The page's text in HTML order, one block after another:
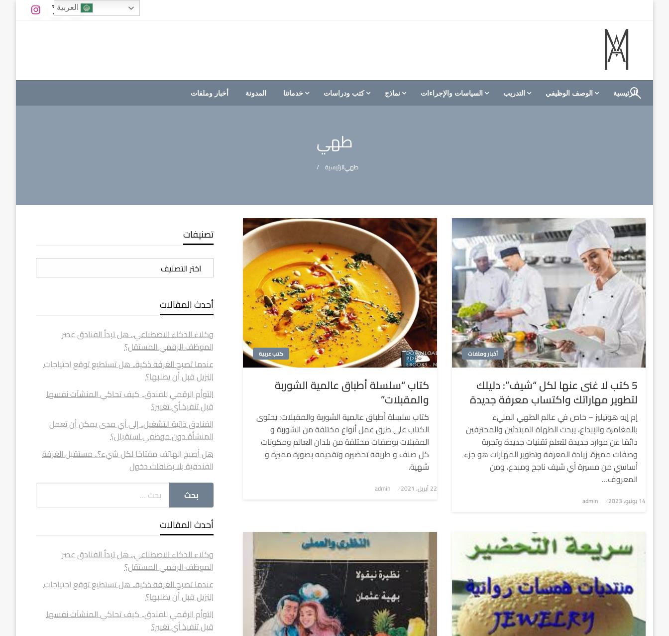
M A hotels | إم ايه هوتيلز
الموقع الأول للعاملين في الفنادق في العالم العربي
الرئيسية الوصف الوظيفي التدريب السياسات والإجراءات نماذج كتب ودراسات خدماتنا المدونة أخبار وملفات
طهي
الرئيسيةطهي
أخبار وملفات
5 كتب لا غنى عنها لكل “شيف”: دليلك
لتطوير مهاراتك واكتساب معرفة جديدة
إم إيه هوتيليز – خاص في عالم الطهي المليء
بالمغامرة والإبداع، يبحث الطهاة المبتدئين والمحترفين
دائمًا عن موارد جديدة لتعلم تقنيات جديدة وتجربة
وصفات مميزة. زيادة المعرفة وتطوير المهارات هو جزء
أساسي من مسيرة أي شيف ناجح ومبدع، ومن
المعروف…
نُشر
14 يونيو، 2023 admin
كتب عربية
كتاب “سلسلة أطباق عالمية الشوربة
والمقبلات”
كتاب سلسلة أطباق عالمية الشوربة والمقبلات: يحتوى
الكتاب على طرق عمل أنواع مختلفة من الشوربة و
المقبلات بوصفات مختلفة من بلدان العالم ومكونات
كل صنف و طريقة تحضيره وتقديمه بصورة مميزة و
شهية.
نُشر
22 أبريل، 2021 admin
تصنيفات
تصنيفات
أحدث المقالات
وكلاء الذكاء الاصطناعي.. هل تبدأ الفنادق عصر
الموظف الرقمي المستقل؟
عندما تصبح الغرفة ذكية.. هل تستطيع توقع احتياجات
النزيل قبل أن يطلبها؟
التوأم الرقمي للفندق.. كيف تحاكي المنشآت نفسها
قبل تنفيذ أي تغيير؟
الفنادق ذاتية التشغيل.. إلى أي مدى يمكن أن تعمل
المنشأة دون موظفي استقبال؟
هل أصبح الهاتف مفتاحًا لكل شيء؟.. مستقبل الغرفة
الفندقية بلا بطاقات دخول
أحدث المقالات
وكلاء الذكاء الاصطناعي.. هل تبدأ الفنادق عصر
الموظف الرقمي المستقل؟
عندما تصبح الغرفة ذكية.. هل تستطيع توقع احتياجات
النزيل قبل أن يطلبها؟
التوأم الرقمي للفندق.. كيف تحاكي المنشآت نفسها
قبل تنفيذ أي تغيير؟
العربية